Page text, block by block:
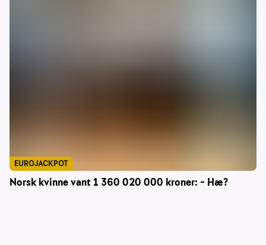
Norsk kvinne vant 1 360 020 000 kroner: – Hæ?
EUROJACKPOT